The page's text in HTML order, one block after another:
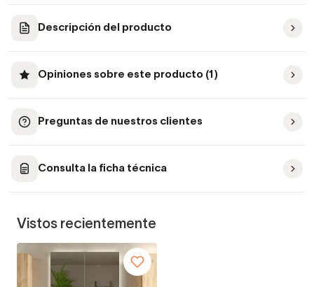
Descripción del producto
Opiniones sobre este producto (1)
Preguntas de nuestros clientes
Consulta la ficha técnica
Vistos recientemente